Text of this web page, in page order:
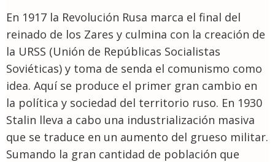
En 1917 la Revolución Rusa marca el final del
reinado de los Zares y culmina con la creación de
la URSS (Unión de Repúblicas Socialistas
Soviéticas) y toma de senda el comunismo como
idea. Aquí se produce el primer gran cambio en
la política y sociedad del territorio ruso. En 1930
Stalin lleva a cabo una industrialización masiva
que se traduce en un aumento del grueso militar.
Sumando la gran cantidad de población que